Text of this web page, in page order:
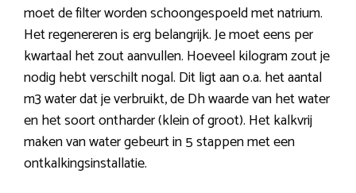
moet de filter worden schoongespoeld met natrium.
Het regenereren is erg belangrijk. Je moet eens per
kwartaal het zout aanvullen. Hoeveel kilogram zout je
nodig hebt verschilt nogal. Dit ligt aan o.a. het aantal
m3 water dat je verbruikt, de Dh waarde van het water
en het soort ontharder (klein of groot). Het kalkvrij
maken van water gebeurt in 5 stappen met een
ontkalkingsinstallatie.